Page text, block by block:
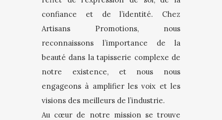
confiance et de l’identité. Chez
Artisans Promotions, nous
reconnaissons l’importance de la
beauté dans la tapisserie complexe de
notre existence, et nous nous
engageons à amplifier les voix et les
visions des meilleurs de l’industrie.
Au cœur de notre mission se trouve